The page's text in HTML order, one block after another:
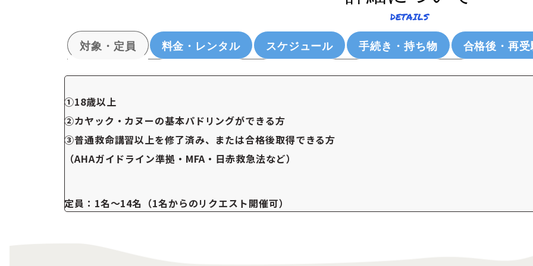
DETAILS
対象・定員 料金・レンタル スケジュール 手続き・持ち物 合格後・再
①18歳以上
②カヤック・カヌーの基本パドリングができる方
③普通救命講習以上を修了済み、または合格後取得できる方
（AHAガイドライン準拠・MFA・日赤救急法など）
定員：1名〜14名（1名からのリクエスト開催可）